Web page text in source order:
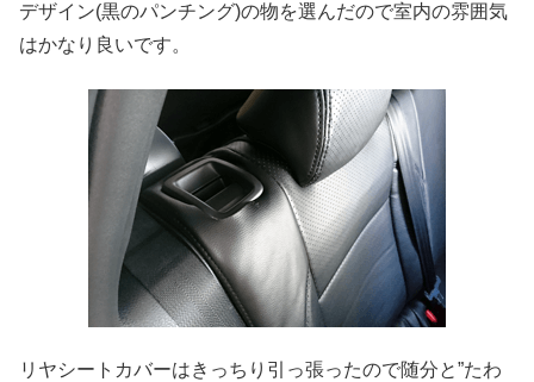
デザイン(黒のパンチング)の物を選んだので室内の雰囲気
はかなり良いです。
リヤシートカバーはきっちり引っ張ったので随分と”たわ